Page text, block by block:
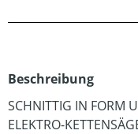
Beschreibung
SCHNITTIG IN FORM
ELEKTRO-